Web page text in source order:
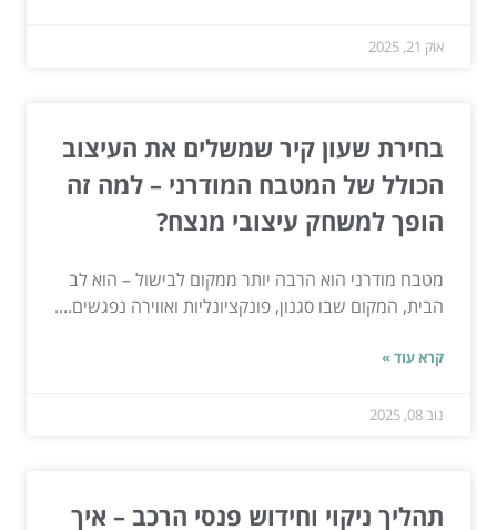
אוק 21, 2025
בחירת שעון קיר שמשלים את העיצוב
הכולל של המטבח המודרני – למה זה
הופך למשחק עיצובי מנצח?
מטבח מודרני הוא הרבה יותר ממקום לבישול – הוא לב
הבית, המקום שבו סגנון, פונקציונליות ואווירה נפגשים....
קרא עוד »
נוב 08, 2025
תהליך ניקוי וחידוש פנסי הרכב – איך